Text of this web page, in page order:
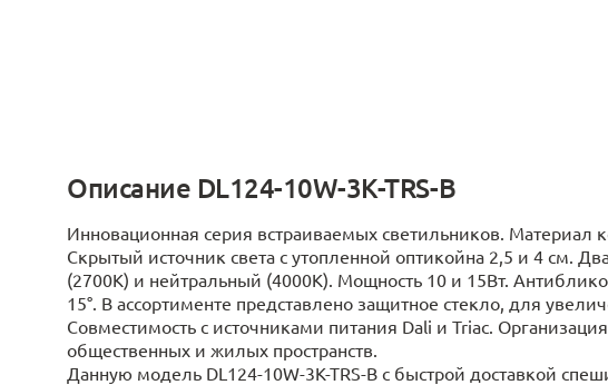
Описание DL124-10W-3K-TRS-B
Инновационная серия встраиваемых светильников. Материал
Скрытый источник света с утопленной оптикойна 2,5 и 4 см.
(2700K) и нейтральный (4000K). Мощность 10 и 15Вт.
15°. В ассортименте представлено защитное стекло, для
Совместимость с источниками питания Dali и Triac.
общественных и жилых пространств.
Данную модель DL124-10W-3K-TRS-B с быстрой доставкой